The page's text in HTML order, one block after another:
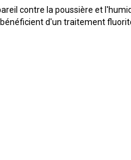
contre la poussière et
d'un traitement